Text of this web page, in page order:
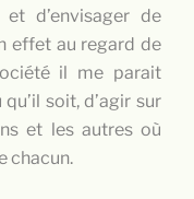
et d’envisager de
effetau regard de
il me parait
soit, d’agir sur
et les autres où
chacun.